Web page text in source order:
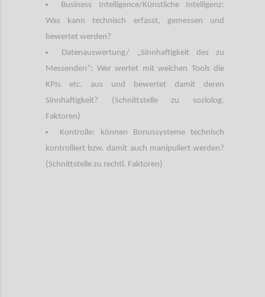
Business Intelligence/Künstliche Intelligenz:
Was kann technisch erfasst, gemessen und
bewertet werden?
Datenauswertung/ „Sinnhaftigkeit des zu
Messenden“: Wer wertet mit welchen Tools die
KPIs etc. aus und bewertet damit deren
Sinnhaftigkeit? (Schnittstelle zu soziolog.
Faktoren)
Kontrolle: können Bonussysteme technisch
kontrolliert bzw. damit auch manipuliert werden?
(Schnittstelle zu rechtl. Faktoren)